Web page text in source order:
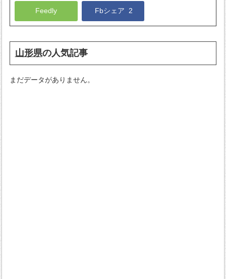
Feedly Fbシェア2
山形県の人気記事
まだデータがありません。